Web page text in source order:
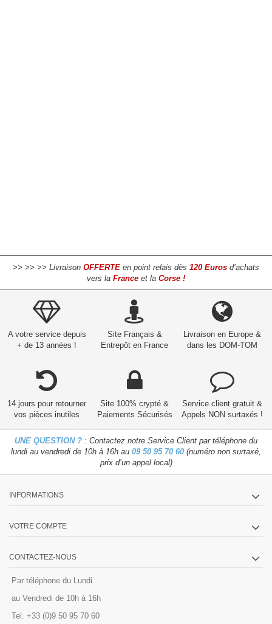
>> >> >> Livraison OFFERTE en point relais dès 120 Euros d’achats
vers la France et la Corse !
A votre service depuis
+ de 13 années !
Site Français &
Entrepôt en France
Livraison en Europe &
dans les DOM-TOM
14 jours pour retourner
vos pièces inutiles
Site 100% crypté &
Paiements Sécurisés
Service client gratuit &
Appels NON surtaxés !
UNE QUESTION ? : Contactez notre Service Client par téléphone du
lundi au vendredi de 10h à 16h au 09 50 95 70 60 (numéro non surtaxé,
prix d’un appel local)
INFORMATIONS
VOTRE COMPTE
CONTACTEZ-NOUS
Par téléphone du Lundi
au Vendredi de 10h à 16h
Tel. +33 (0)9 50 95 70 60